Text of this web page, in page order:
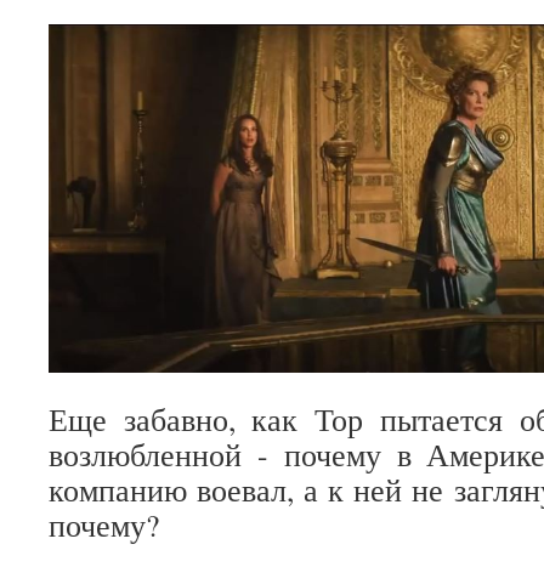
Еще забавно, как Тор пытается
возлюбленной - почему в
компанию воевал, а к ней не
почему?